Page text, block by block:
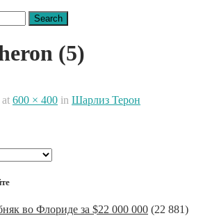
(5)
at 600 × 400 in Шарлиз Терон
во Флориде за $22 000 000 (22 881)